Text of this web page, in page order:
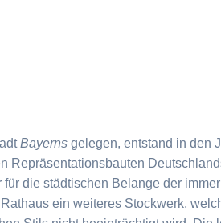
Bayerns gelegen, entstand in den
Repräsentationsbauten
die städtischen Belange der
ein weiteres Stockwerk,